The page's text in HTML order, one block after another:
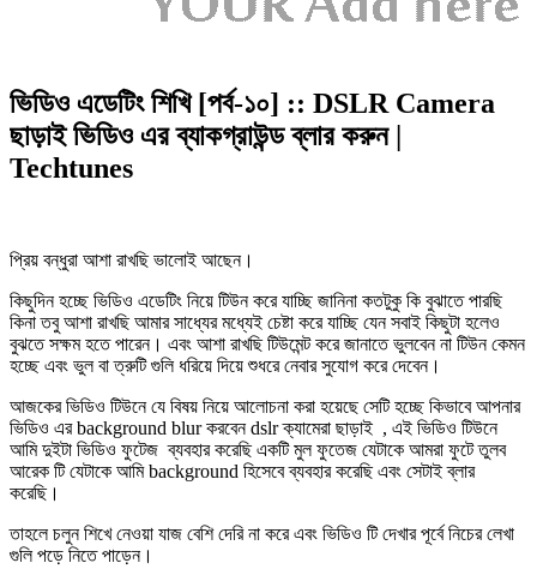
ভিডিও এডেটিং শিখি [পর্ব-১০] :: DSLR Camera
ছাড়াই ভিডিও এর ব্যাকগ্রাউন্ড ব্লার করুন |
Techtunes
প্রিয় বন্ধুরা আশা রাখছি ভালোই আছেন।
কিছুদিন হচ্ছে ভিডিও এডেটিং নিয়ে টিউন করে যাচ্ছি জানিনা কতটুকু কি বুঝাতে পারছি
কিনা তবু আশা রাখছি আমার সাধ্যের মধ্যেই চেষ্টা করে যাচ্ছি যেন সবাই কিছুটা হলেও
বুঝতে সক্ষম হতে পারেন। এবং আশা রাখছি টিউমেন্ট করে জানাতে ভুলবেন না টিউন কেমন
হচ্ছে এবং ভুল বা ত্রুটি গুলি ধরিয়ে দিয়ে শুধরে নেবার সুযোগ করে দেবেন।
আজকের ভিডিও টিউনে যে বিষয় নিয়ে আলোচনা করা হয়েছে সেটি হচ্ছে কিভাবে আপনার
ভিডিও এর background blur করবেন dslr ক্যামেরা ছাড়াই , এই ভিডিও টিউনে
আমি দুইটা ভিডিও ফুটেজ ব্যবহার করেছি একটি মুল ফুতেজ যেটাকে আমরা ফুটে তুলব
আরেক টি যেটাকে আমি background হিসেবে ব্যবহার করেছি এবং সেটাই ব্লার
করেছি।
তাহলে চলুন শিখে নেওয়া যাজ বেশি দেরি না করে এবং ভিডিও টি দেখার পূর্বে নিচের লেখা
গুলি পড়ে নিতে পাড়েন।